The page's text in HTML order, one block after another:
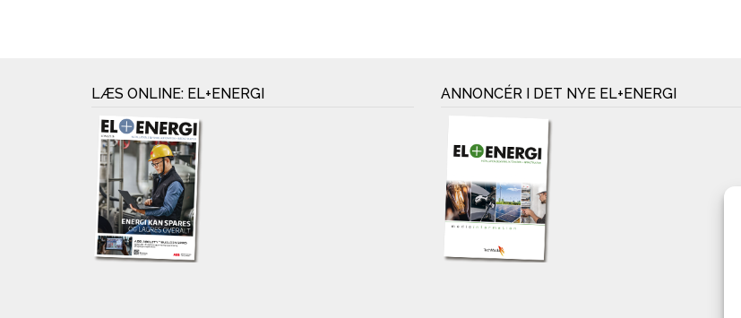
LÆS ONLINE: EL+ENERGI ANNONCÉR I DET NYE EL+ENERGI